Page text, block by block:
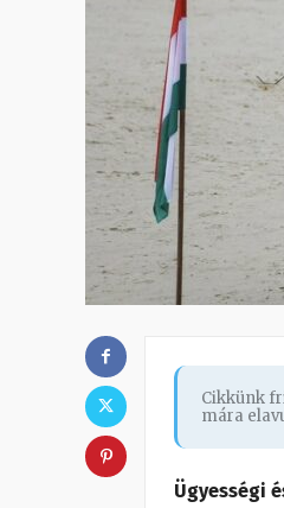
Cikkünk
mára
Ügyességi